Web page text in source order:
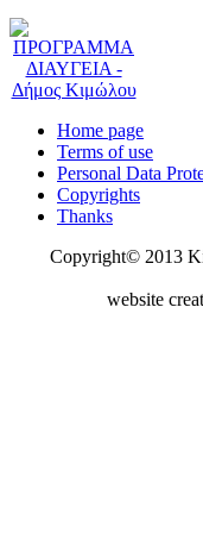
Home page
Terms of use
Personal Data
Copyrights
Thanks
Copyright© 2013
website